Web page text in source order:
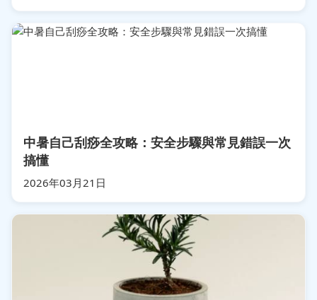
中暑自己刮痧全攻略：安全步驟與常見錯誤一次
搞懂
2026年03月21日